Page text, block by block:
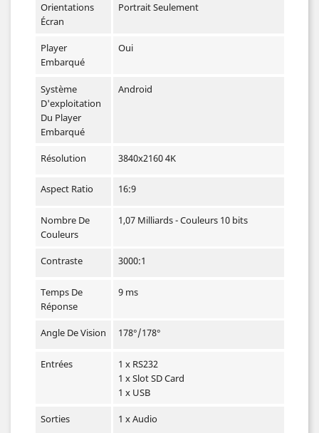
Orientations
Écran
Portrait Seulement
Player
Embarqué
Oui
Système
D'exploitation
Du Player
Embarqué
Android
Résolution 3840x2160 4K
Aspect Ratio 16:9
Nombre De
Couleurs
1,07 Milliards - Couleurs 10 bits
Contraste 3000:1
Temps De
Réponse
9 ms
Angle De Vision 178°/178°
Entrées
1 x RS232
1 x Slot SD Card
1 x USB
Sorties 1 x Audio